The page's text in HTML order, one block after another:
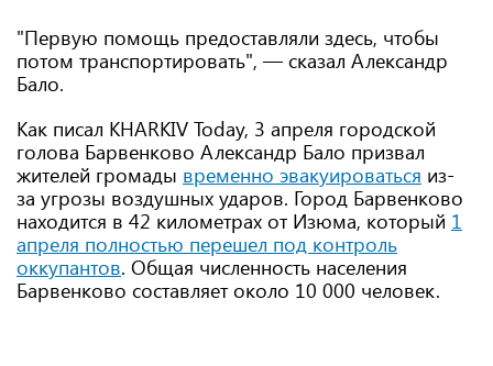
"Первую помощь предоставляли здесь, чтобы
потом транспортировать", — сказал Александр
Бало.
Как писал KHARKIV Today, 3 апреля городской
голова Барвенково Александр Бало призвал
жителей громады временно эвакуироваться из-
за угрозы воздушных ударов. Город Барвенково
находится в 42 километрах от Изюма, который 1
апреля полностью перешел под контроль
оккупантов. Общая численность населения
Барвенково составляет около 10 000 человек.